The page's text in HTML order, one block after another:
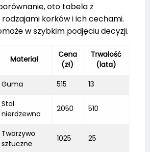
oto tabela z
korków i ich cechami.
w szybkim podjęciu decyzji.
Materiał
Cena
(zł)
Trwałość
(lata)
Guma 515 13
Stal
nierdzewna
2050 510
Tworzywo
sztuczne
1025 25